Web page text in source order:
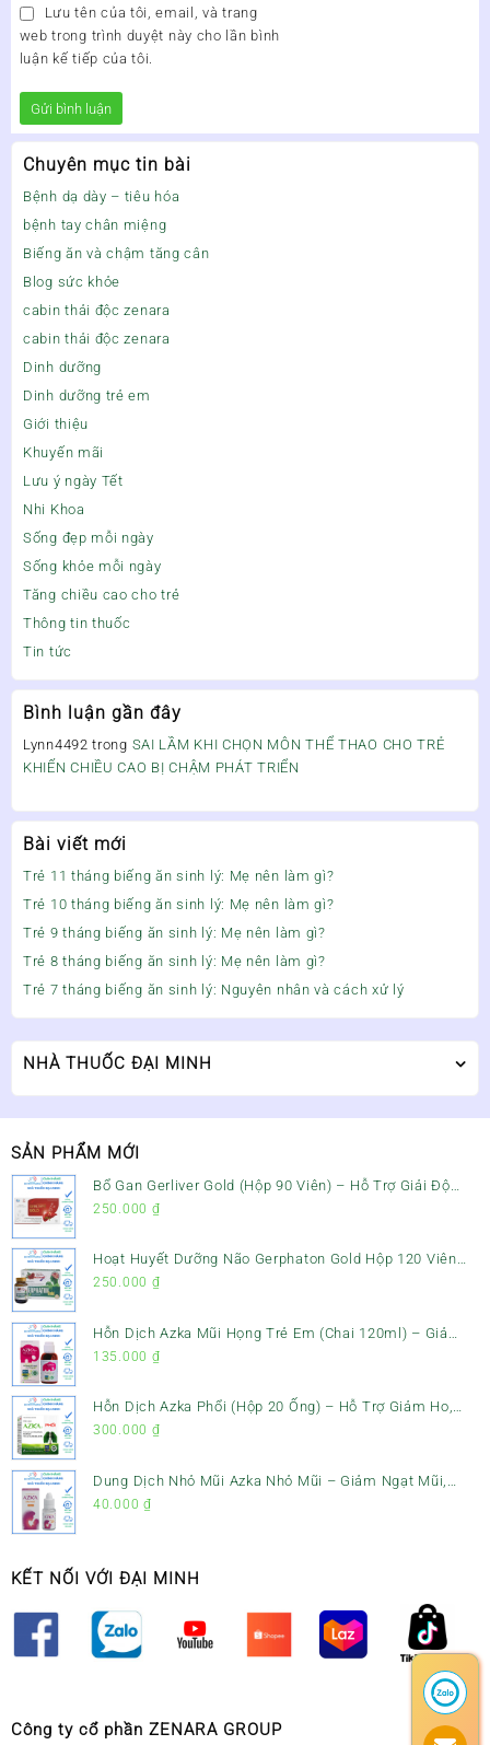
Chuyên mục tin bài
Bệnh dạ dày – tiêu hóa
bệnh tay chân miệng
Biếng ăn và chậm tăng cân
Blog sức khỏe
cabin thải độc zenara
cabin thải độc zenara
Dinh dưỡng
Dinh dưỡng trẻ em
Giới thiệu
Khuyến mãi
Lưu ý ngày Tết
Nhi Khoa
Sống đẹp mỗi ngày
Sống khỏe mỗi ngày
Tăng chiều cao cho trẻ
Thông tin thuốc
Tin tức
Bình luận gần đây
Lynn4492 trong SAI LẦM KHI CHỌN MÔN THỂ THAO CHO TRẺ
KHIẾN CHIỀU CAO BỊ CHẬM PHÁT TRIỂN
Bài viết mới
Trẻ 11 tháng biếng ăn sinh lý: Mẹ nên làm gì?
Trẻ 10 tháng biếng ăn sinh lý: Mẹ nên làm gì?
Trẻ 9 tháng biếng ăn sinh lý: Mẹ nên làm gì?
Trẻ 8 tháng biếng ăn sinh lý: Mẹ nên làm gì?
Trẻ 7 tháng biếng ăn sinh lý: Nguyên nhân và cách xử lý
Lưu tên của tôi, email, và trang
web trong trình duyệt này cho lần bình
luận kế tiếp của tôi.
NHÀ THUỐC ĐẠI MINH
SẢN PHẨM MỚI
Bổ Gan Gerliver Gold (Hộp 90 Viên) – Hỗ Trợ Giải Độc
Gan, Mát Gan & Bảo Vệ Gan
250.000 ₫
Hoạt Huyết Dưỡng Não Gerphaton Gold Hộp 120 Viên
– Giảm Đau Đầu, Hoa Mắt, Chóng Mặt & Rối Loạn Tiền
250.000 ₫
Hỗn Dịch Azka Mũi Họng Trẻ Em (Chai 120ml) – Giảm
Ho, Tiêu Đờm & Đau Rát Họng
135.000 ₫
Hỗn Dịch Azka Phổi (Hộp 20 Ống) – Hỗ Trợ Giảm Ho,
Tiêu Đờm & Bổ Phổi
300.000 ₫
Dung Dịch Nhỏ Mũi Azka Nhỏ Mũi – Giảm Ngạt Mũi,
Sổ Mũi Cho Trẻ Sơ Sinh
40.000 ₫
KẾT NỐI VỚI ĐẠI MINH
Công ty cổ phần ZENARA GROUP